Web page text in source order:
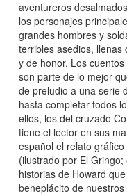
aventureros
los personajes
grandes hombres y
terribles asedios, llenas
y de honor. Los
son parte de lo mejor
de preludio a una serie
hasta completar todos
ellos, los del cruzado
tiene el lector en sus
español el relato
(ilustrado por El
historias de Howard
beneplácito de